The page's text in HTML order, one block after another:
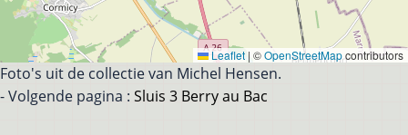
Leaflet | ©OpenStreetMapcontributors
Foto's uit de collectie van Michel Hensen.
- Volgende pagina : Sluis 3 Berry au Bac